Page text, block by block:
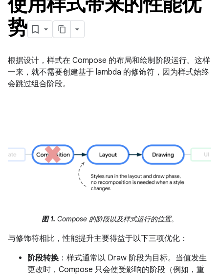
势
根据设计，样式在 Compose 的布局和绘制阶段运行。这样
一来，就不需要创建基于 lambda 的修饰符，因为样式始终
会跳过组合阶段。
图 1. Compose 的阶段以及样式运行的位置。
与修饰符相比，性能提升主要得益于以下三项优化：
阶段转换 ：样式通常以 Draw 阶段为目标。当值发生
更改时，Compose 只会使受影响的阶段（例如，重